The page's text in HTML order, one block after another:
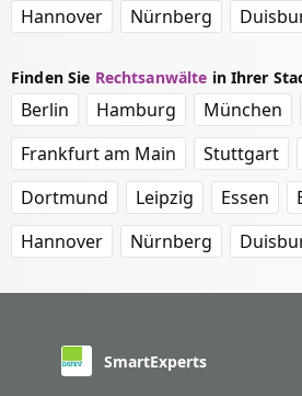
Hannover
Nürnberg
Finden Sie Rechtsanwälte in Ihrer
Berlin Hamburg München
Frankfurt am Main
Stuttgart
Dortmund
Leipzig Essen
Hannover
Nürnberg
SmartExperts